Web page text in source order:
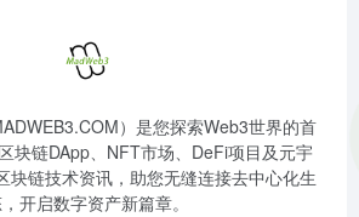
）是您探索Web3世界的首
块链DApp、NFT市场、DeFi项目及元宇
块链技术资讯，助您无缝连接去中心化生
开启数字资产新篇章。